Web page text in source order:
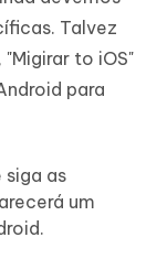
Talvez
to iOS"
para
siga as
um